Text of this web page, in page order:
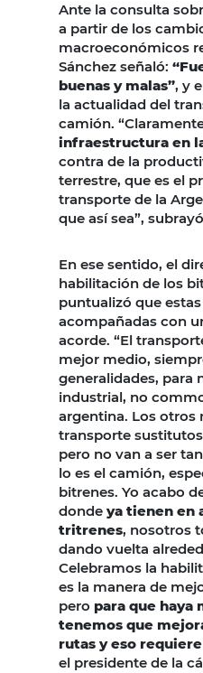
Ante la consulta
a partir de los
macroeconómicos
Sánchez señaló:
buenas y malas”, y
la actualidad del
camión.
infraestructura en
contra de la
terrestre, que es el
transporte de la
que así sea”,
En ese sentido, el
habilitación de los
puntualizó que
acompañadas con
acorde. “El
mejor medio,
generalidades, para
industrial, no
argentina. Los otros
transporte
pero no van a ser
lo es el camión,
bitrenes. Yo acabo
donde ya tienen en
tritrenes, nosotros
dando vuelta
Celebramos la
es la manera de
pero para que haya
tenemos que
rutas y eso
el presidente de la